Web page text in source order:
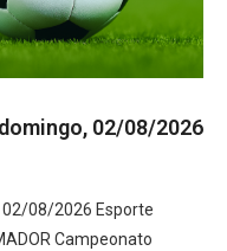
02/08/2026
02/08/2026 Esporte
Campeonato